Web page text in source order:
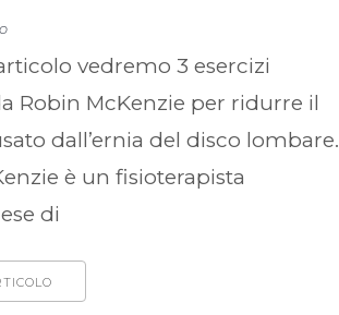
vedremo 3 esercizi
Robin McKenzie per ridurre il
dall’ernia del disco lombare.
è un fisioterapista
di